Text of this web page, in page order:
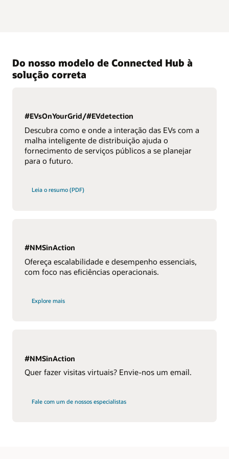
Do nosso modelo de Connected Hub à
solução correta
#EVsOnYourGrid/#EVdetection
Descubra como e onde a interação das EVs com a
malha inteligente de distribuição ajuda o
fornecimento de serviços públicos a se planejar
para o futuro.
Leia o resumo (PDF)
#NMSinAction
Ofereça escalabilidade e desempenho essenciais,
com foco nas eficiências operacionais.
Explore mais
#NMSinAction
Quer fazer visitas virtuais? Envie-nos um email.
Fale com um de nossos especialistas